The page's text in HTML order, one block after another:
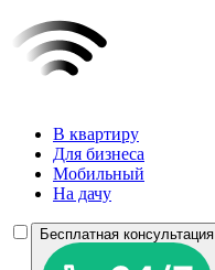
В квартиру
Для бизнеса
Мобильный
На дачу
Бесплатная консультация